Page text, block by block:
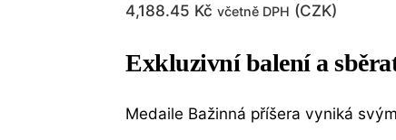
4,188.45 Kč včetně DPH (CZK)
Exkluzivní balení a
Medaile Bažinná příšera vyniká